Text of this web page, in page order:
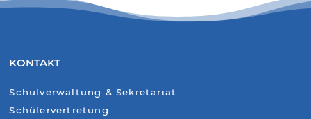
KONTAKT
Schulverwaltung & Sekretariat
Schülervertretung